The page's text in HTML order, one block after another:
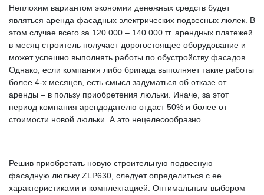
Неплохим вариантом экономии денежных средств будет
являться аренда фасадных электрических подвесных люлек. В
этом случае всего за 120 000 – 140 000 тг. арендных платежей
в месяц строитель получает дорогостоящее оборудование и
может успешно выполнять работы по обустройству фасадов.
Однако, если компания либо бригада выполняет такие работы
более 4-х месяцев, есть смысл задуматься об отказе от
аренды – в пользу приобретения люльки. Иначе, за этот
период компания арендодателю отдаст 50% и более от
стоимости новой люльки. А это нецелесообразно.
Решив приобретать новую строительную подвесную
фасадную люльку ZLP630, следует определиться с ее
характеристиками и комплектацией. Оптимальным выбором